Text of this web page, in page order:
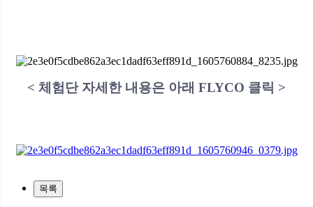
< 체험단 자세한 내용은 아래 FLYCO 클릭 >
목록